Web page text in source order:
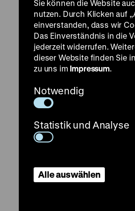
Sie können die Website
nutzen. Durch Klicken auf
einverstanden, dass wir
Das Einverständnis in die
jederzeit widerrufen.
dieser Website finden Sie
zu uns im Impressum.
Notwendig
Statistik und Analyse
Alle auswählen